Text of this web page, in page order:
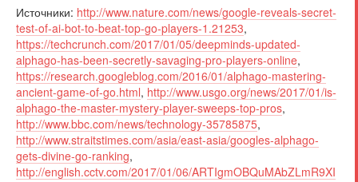
Источники: http://www.nature.com/news/google-reveals-secret-
test-of-ai-bot-to-beat-top-go-players-1.21253,
https://techcrunch.com/2017/01/05/deepminds-updated-
alphago-has-been-secretly-savaging-pro-players-online,
https://research.googleblog.com/2016/01/alphago-mastering-
ancient-game-of-go.html, http://www.usgo.org/news/2017/01/is-
alphago-the-master-mystery-player-sweeps-top-pros,
http://www.bbc.com/news/technology-35785875,
http://www.straitstimes.com/asia/east-asia/googles-alphago-
gets-divine-go-ranking,
http://english.cctv.com/2017/01/06/ARTIgmOBQuMAbZLmR9XI